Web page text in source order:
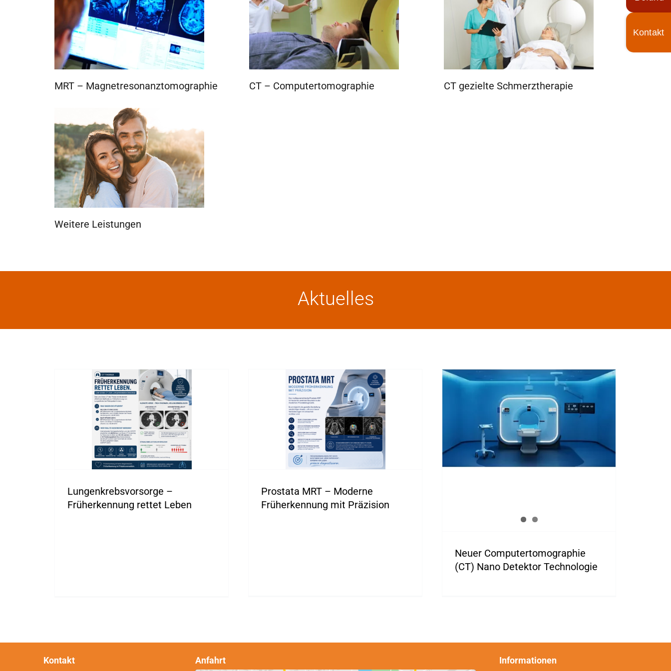
MRT – Magnetresonanztomographie CT – Computertomographie CT gezielte Schmerztherapie
Weitere Leistungen
Aktuelles
Lungenkrebsvorsorge –
Früherkennung rettet Leben
Prostata MRT – Moderne
Früherkennung mit Präzision
Neuer Computertomographie
(CT) Nano Detektor Technologie
Kontakt Anfahrt Informationen
Toggle
Sliding
Bar